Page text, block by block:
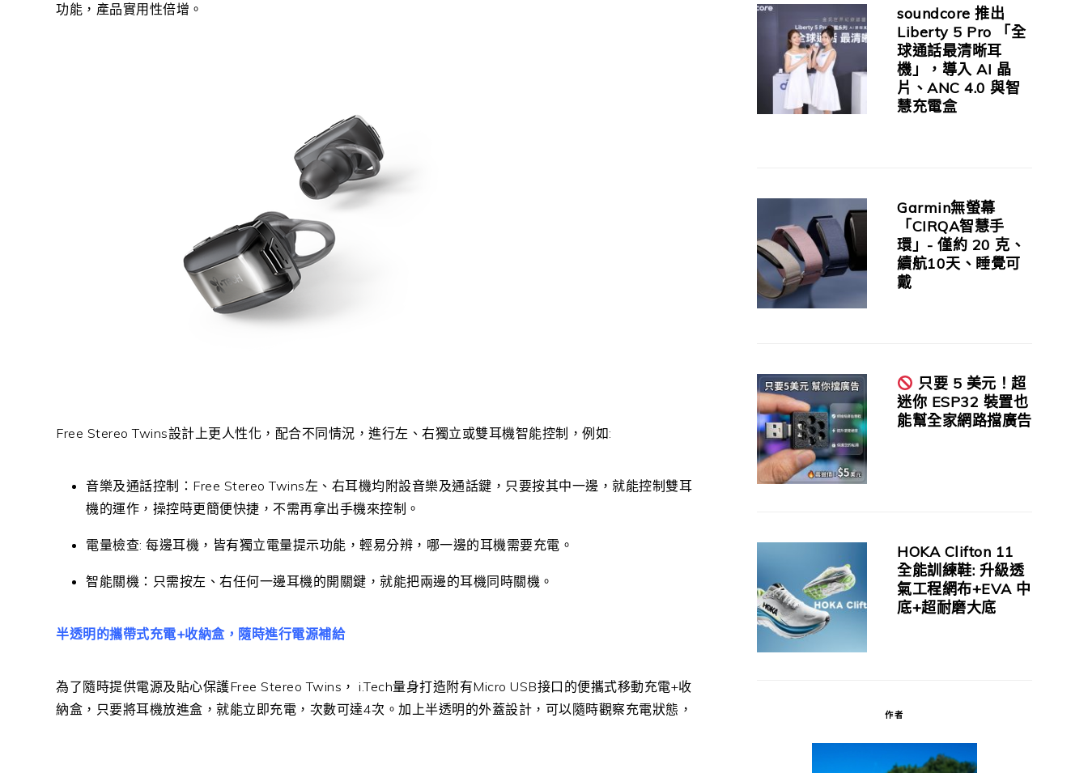
功能，產品實用性倍增。
Free Stereo Twins設計上更人性化，配合不同情況，進行左、右獨立或雙耳機智能控制，例如:
音樂及通話控制：Free Stereo Twins左、右耳機均附設音樂及通話鍵，只要按其中一邊，就能控制雙耳
機的運作，操控時更簡便快捷，不需再拿出手機來控制。
電量檢查: 每邊耳機，皆有獨立電量提示功能，輕易分辨，哪一邊的耳機需要充電。
智能關機：只需按左、右任何一邊耳機的開關鍵，就能把兩邊的耳機同時關機。
半透明的攜帶式充電+收納盒，隨時進行電源補給
為了隨時提供電源及貼心保護Free Stereo Twins， i.Tech量身打造附有Micro USB接口的便攜式移動充電+收
納盒，只要將耳機放進盒，就能立即充電，次數可達4次。加上半透明的外蓋設計，可以隨時觀察充電狀態，
soundcore 推出
Liberty 5 Pro 「全
球通話最清晰耳
機」，導入 AI 晶
片、ANC 4.0 與智
慧充電盒
Garmin無螢幕
「CIRQA智慧手
環」- 僅約 20 克、
續航10天、睡覺可
戴
只要 5 美元！超
迷你 ESP32 裝置也
能幫全家網路擋廣告
HOKA Clifton 11
全能訓練鞋: 升級透
氣工程網布+EVA 中
底+超耐磨大底
作者